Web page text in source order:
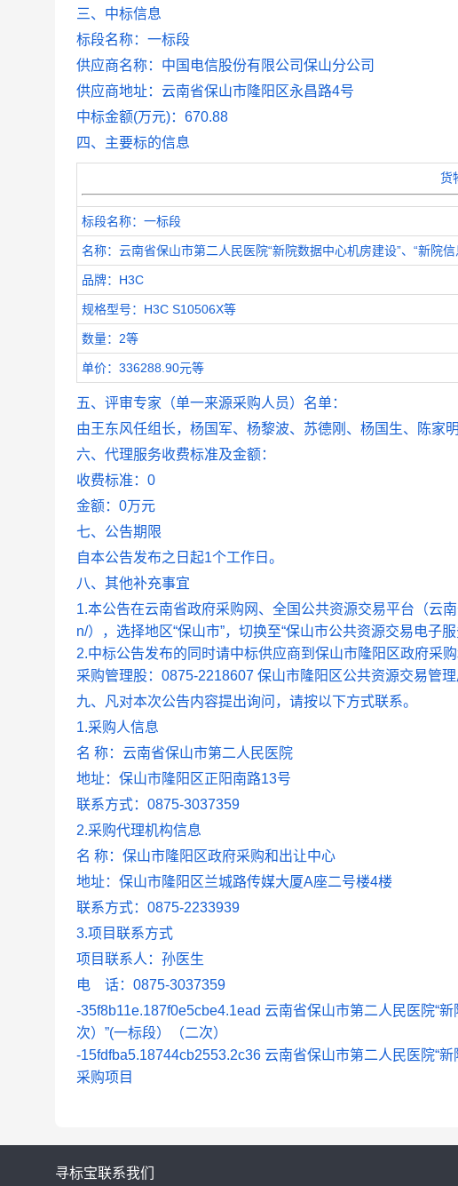
三、中标信息
标段名称：一标段
供应商名称：中国电信股份有限公司保山分公司
供应商地址：云南省保山市隆阳区永昌路4号
中标金额(万元)：670.88
四、主要标的信息
货
标段名称：一标段
名称：云南省保山市第二人民医院“新院数据中心机房建设”、“新院
品牌：H3C
规格型号：H3C S10506X等
数量：2等
单价：336288.90元等
五、评审专家（单一来源采购人员）名单：
由王东风任组长，杨国军、杨黎波、苏德刚、杨国生、陈家
六、代理服务收费标准及金额：
收费标准：0
金额：0万元
七、公告期限
自本公告发布之日起1个工作日。
八、其他补充事宜
1.本公告在云南省政府采购网、全国公共资源交易平台（云
n/），选择地区“保山市”，切换至“保山市公共资源交易电
2.中标公告发布的同时请中标供应商到保山市隆阳区政府采
采购管理股：0875-2218607 保山市隆阳区公共资源交易管
九、凡对本次公告内容提出询问，请按以下方式联系。
1.采购人信息
名 称：云南省保山市第二人民医院
地址：保山市隆阳区正阳南路13号
联系方式：0875-3037359
2.采购代理机构信息
名 称：保山市隆阳区政府采购和出让中心
地址：保山市隆阳区兰城路传媒大厦A座二号楼4楼
联系方式：0875-2233939
3.项目联系方式
项目联系人：孙医生
电 话：0875-3037359
-35f8b11e.187f0e5cbe4.1ead 云南省保山市第二人民医院“
次）”(一标段）（二次）
-15fdfba5.18744cb2553.2c36 云南省保山市第二人民医院“
采购项目
寻标宝联系我们